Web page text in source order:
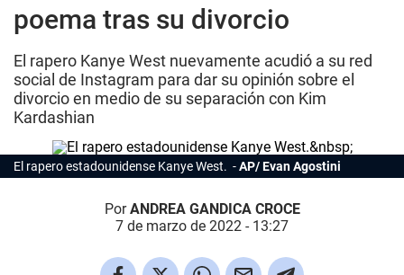
poema tras su divorcio
El rapero Kanye West nuevamente acudió a su red
social de Instagram para dar su opinión sobre el
divorcio en medio de su separación con Kim
Kardashian
El rapero estadounidense Kanye West. AP/ Evan Agostini
PorANDREA GANDICA CROCE
7 de marzo de 2022 - 13:27